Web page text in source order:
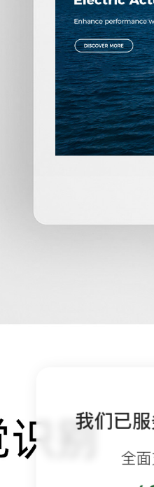
我们已
全